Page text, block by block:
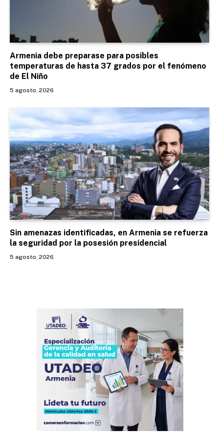
Armenia debe preparase para posibles
temperaturas de hasta 37 grados por el fenómeno
de El Niño
5 agosto, 2026
Sin amenazas identificadas, en Armenia se refuerza
la seguridad por la posesión presidencial
5 agosto, 2026